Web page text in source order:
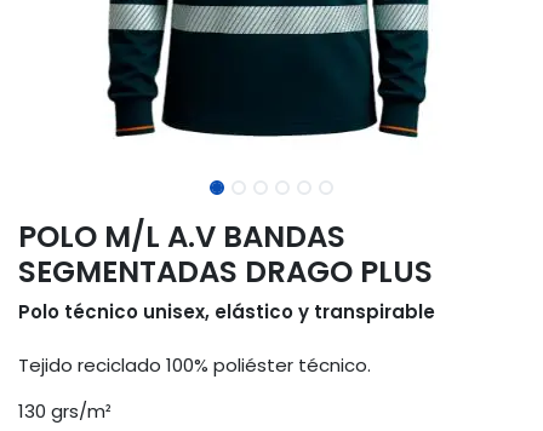
POLO M/L A.V BANDAS
SEGMENTADAS DRAGO PLUS
Polo técnico unisex, elástico y transpirable
Tejido reciclado 100% poliéster técnico.
130 grs/m²